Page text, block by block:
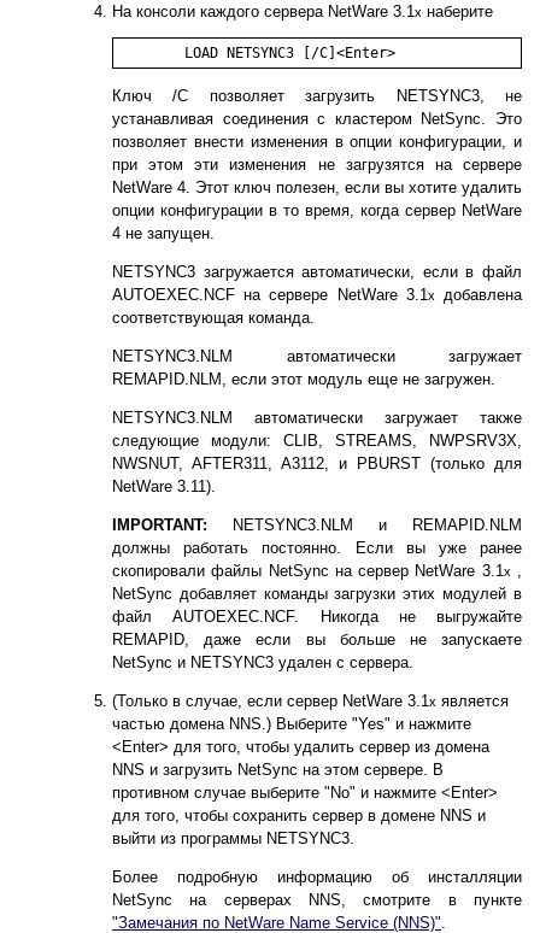
На консоли каждого сервера NetWare 3.1x наберите
Ключ /С позволяет загрузить NETSYNC3, не
устанавливая соединения с кластером NetSync. Это
позволяет внести изменения в опции конфигурации, и
при этом эти изменения не загрузятся на сервере
NetWare 4. Этот ключ полезен, если вы хотите удалить
опции конфигурации в то время, когда сервер NetWare
4 не запущен.
NETSYNC3 загружается автоматически, если в файл
AUTOEXEC.NCF на сервере NetWare 3.1x
добавлена
соответствующая команда.
NETSYNC3.NLM автоматически загружает
REMAPID.NLM, если этот модуль еще не загружен.
NETSYNC3.NLM автоматически загружает также
следующие модули: CLIB, STREAMS, NWPSRV3X,
NWSNUT, AFTER311, A3112, и PBURST (только для
NetWare 3.11).
IMPORTANT: NETSYNC3.NLM и REMAPID.NLM
должны работать постоянно. Если вы уже ранее
скопировали файлы NetSync на сервер NetWare 3.1x
NetSync добавляет команды загрузки этих модулей в
файл AUTOEXEC.NCF. Никогда не выгружайте
REMAPID, даже если вы больше не запускаете
NetSync и NETSYNC3 удален с сервера.
(Только в случае, если сервер NetWare 3.1x является
частью домена NNS.) Выберите "Yes" и нажмите
<Enter> для того, чтобы удалить сервер из домена
NNS и загрузить NetSync на этом сервере. В
противном случае выберите "No" и нажмите <Enter>
для того, чтобы сохранить сервер в домене NNS и
выйти из программы NETSYNC3.
Более подробную информацию об инсталляции
NetSync на серверах NNS, смотрите в пункте
"Замечания по NetWare Name Service (NNS)"